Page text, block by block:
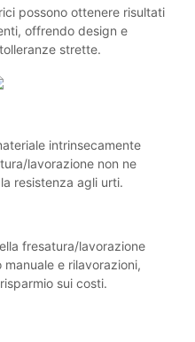
possono ottenere risultati
offrendo design e
strette.
intrinsecamente
lavorazione non ne
resistenza agli urti.
fresatura/lavorazione
e rilavorazioni,
sui costi.